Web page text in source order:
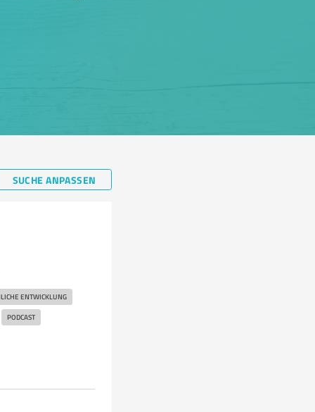
SUCHE ANPASSEN
ENTWICKLUNG
PODCAST